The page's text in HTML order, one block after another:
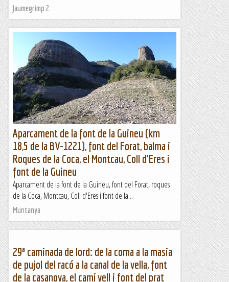
Jaumegrimp 2
Aparcament de la font de la Guineu (km
18,5 de la BV-1221), font del Forat, balma i
Roques de la Coca, el Montcau, Coll d'Eres i
font de la Guineu
Aparcament de la font de la Guineu, font del Forat, roques
de la Coca, Montcau, Coll d'Eres i font de la...
Muntanya
29ª caminada de lord: de la coma a la masia
de pujol del racó a la canal de la vella, font
de la casanova, el camí vell i font del prat